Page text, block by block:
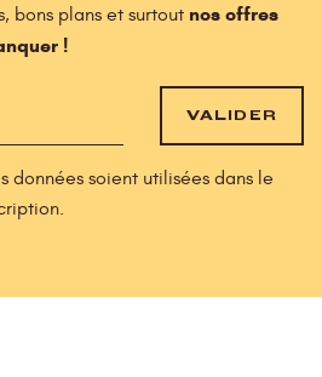
bons plans et surtout nos offres
!
VALIDER
données soient utilisées dans le